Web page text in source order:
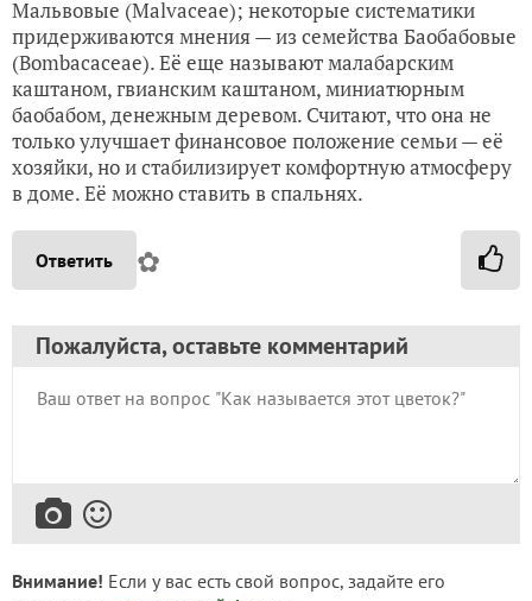
Мальвовые (Malvaceae); некоторые систематики
придерживаются мнения — из семейства Баобабовые
(Bombacaceae). Её еще называют малабарским
каштаном, гвианским каштаном, миниатюрным
баобабом, денежным деревом. Считают, что она не
только улучшает финансовое положение семьи — её
хозяйки, но и стабилизирует комфортную атмосферу
в доме. Её можно ставить в спальнях.
Ответить ✿
Пожалуйста, оставьте комментарий
Внимание! Если у вас есть свой вопрос, задайте его